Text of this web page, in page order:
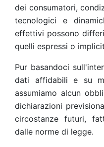
dei consumatori,
tecnologici e
effettivi possono
quelli espressi o
Pur basandoci
dati affidabili e su
assumiamo alcun
dichiarazioni
circostanze futuri,
dalle norme di legge.